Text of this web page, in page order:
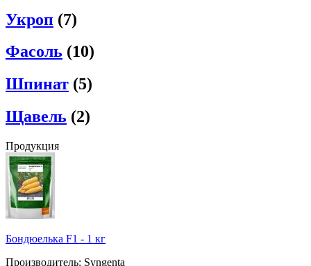
Укроп (7)
Фасоль (10)
Шпинат (5)
Щавель (2)
Продукция
Бондюелька F1 - 1 кг
Производитель: Syngenta